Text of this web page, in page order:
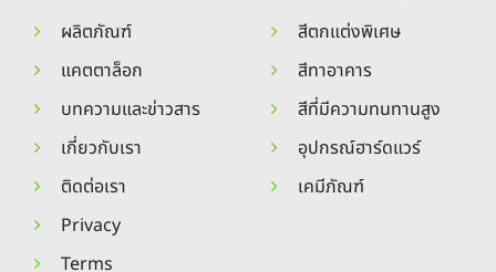
ผลิตภัณฑ์
แคตตาล็อก
บทความและข่าวสาร
เกี่ยวกับเรา
ติดต่อเรา
สีตกแต่งพิเศษ
สีทาอาคาร
สีที่มีความทนทานสูง
อุปกรณ์ฮาร์ดแวร์
เคมีภัณฑ์
Privacy
Terms